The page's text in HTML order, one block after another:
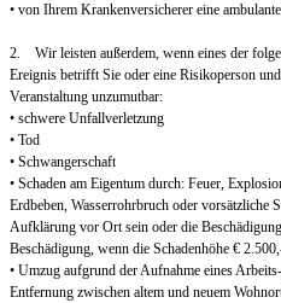
• von Ihrem Krankenversicherer eine
2. Wir leisten außerdem, wenn eines der
Ereignis betrifft Sie oder eine Risikoperson
Veranstaltung unzumutbar:
• schwere Unfallverletzung
• Tod
• Schwangerschaft
• Schaden am Eigentum durch: Feuer,
Erdbeben, Wasserrohrbruch oder vorsätzliche
Aufklärung vor Ort sein oder die
Beschädigung, wenn die Schadenhöhe €
• Umzug aufgrund der Aufnahme eines
Entfernung zwischen altem und neuem